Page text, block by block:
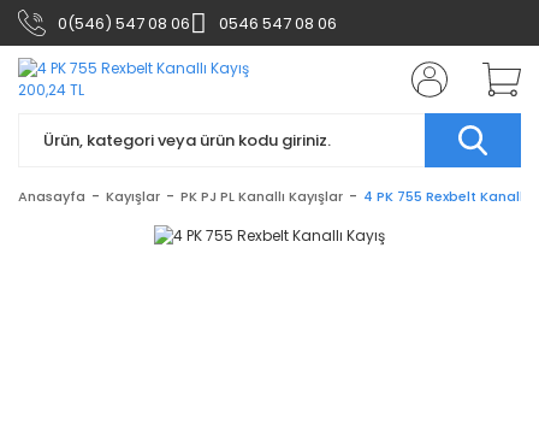
0(546) 547 08 06 0546 547 08 06
Anasayfa Kayışlar PK PJ PL Kanallı Kayışlar 4 PK 755 Rexbelt Kanallı